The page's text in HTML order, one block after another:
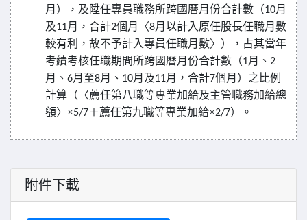
月），及陞任專員職務所跨國曆月份合計數（10月
及11月，合計2個月〈8月以計入原任股長任職月數
較有利，故不予計入專員任職月數〉），占其當年
考績考核任職期間所跨國曆月份合計數（1月、 2
月、 6月至8月、 10月及11月，合計7個月）之比例
計算（〈薦任第八職等專業加給及主管職務加給總
額〉×5/7＋薦任第九職等專業加給×2/7）。
附件下載